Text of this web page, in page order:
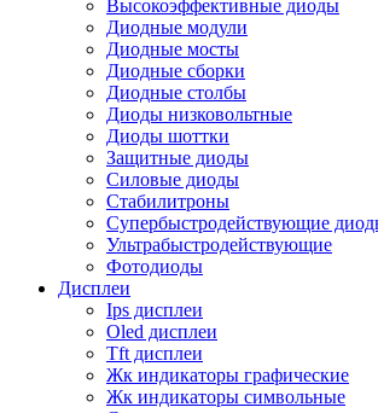
Высокоэффективные диоды
Диодные модули
Диодные мосты
Диодные сборки
Диодные столбы
Диоды низковольтные
Диоды шоттки
Защитные диоды
Силовые диоды
Стабилитроны
Супербыстродействующие
Ультрабыстродействующие
Фотодиоды
Дисплеи
Ips дисплеи
Oled дисплеи
Tft дисплеи
Жк индикаторы графические
Жк индикаторы символьные